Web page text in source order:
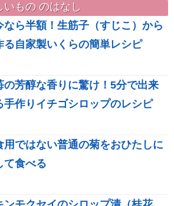
いもの のはなし
なら半額！生筋子（すじこ）から
る自家製いくらの簡単レシピ
の芳醇な香りに驚け！5分で出来
手作りイチゴシロップのレシピ
用ではない普通の菊をおひたしに
て食べる